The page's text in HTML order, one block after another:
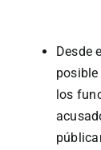
Desde
los